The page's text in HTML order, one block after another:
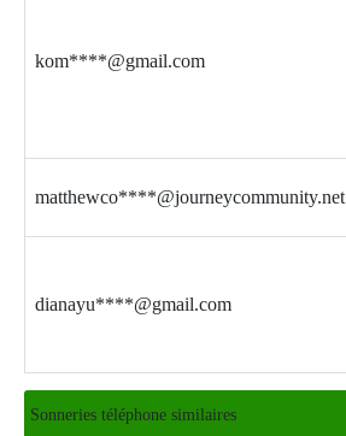
kom****@gmail.com
matthewco****@journeycommunity.net
dianayu****@gmail.com
Sonneries téléphone similaires